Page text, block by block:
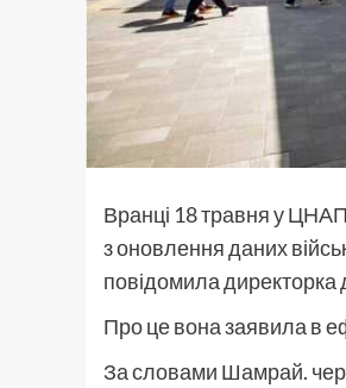
Вранці 18 травня у
з оновлення даних
повідомила
Про це вона заявила в
За словами Шамрай.